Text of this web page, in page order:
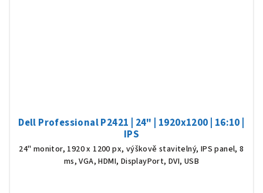
Dell Professional P2421 | 24" | 1920x1200 | 16:10 |
IPS
24" monitor, 1920 x 1200 px, výškově stavitelný, IPS panel, 8
ms, VGA, HDMI, DisplayPort, DVI, USB